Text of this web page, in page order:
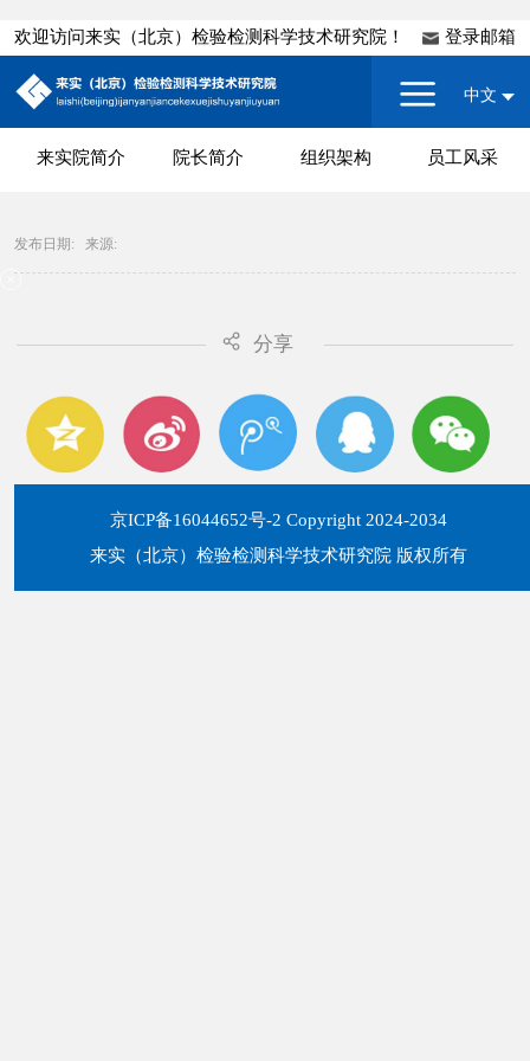
欢迎访问来实（北京）检验检测科学技术研究院！ 登录邮箱
中文
来实院简介 院长简介 组织架构 员工风采
发布日期: 来源:
分享
京ICP备16044652号-2 Copyright 2024-2034
来实（北京）检验检测科学技术研究院 版权所有